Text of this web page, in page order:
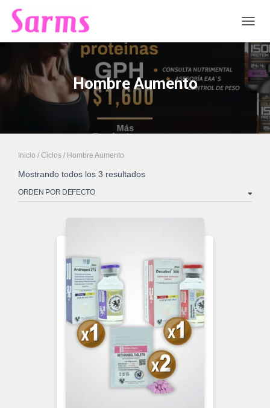
Hombre Aumento
Inicio / Ciclos / Hombre Aumento
Mostrando todos los 3 resultados